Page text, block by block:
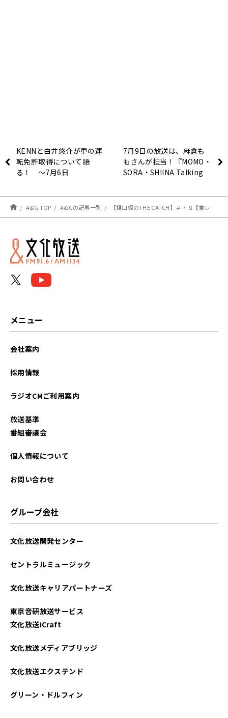
KENNと白井悠介が車の運
転免許取得について語
る！ ～7月6日
RADIO」
7月9日の放送は、麻倉も
もさんが担当！『MOMO・
SORA・SHIINA Talking
A&G TOP A&Gの記事一覧 【樋口楓のTHE CATCH】＃７８【食レポは……食感だ？】
メニュー
会社案内
採用情報
ラジオCMご利用案内
放送基準
番組審議会
個人情報について
お問い合わせ
グループ会社
文化放送開発センター
セントラルミュージック
文化放送キャリアパートナーズ
東京音研放送サービス
文化放送iCraft
文化放送メディアブリッジ
文化放送エクステンド
グリーン・ドルフィン